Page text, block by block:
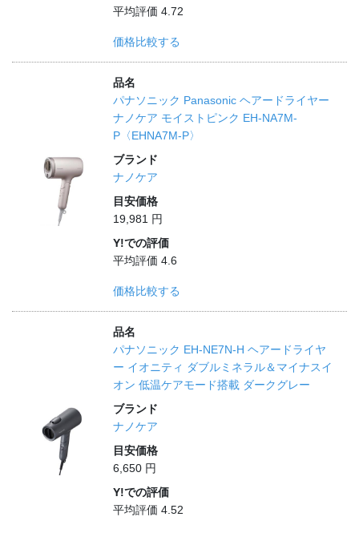
平均評価 4.72
価格比較する
品名
パナソニック Panasonic ヘアードライヤー
ナノケア モイストピンク EH-NA7M-
P〈EHNA7M-P〉
ブランド
ナノケア
目安価格
19,981 円
Y!での評価
平均評価 4.6
価格比較する
品名
パナソニック EH-NE7N-H ヘアードライヤ
ー イオニティ ダブルミネラル＆マイナスイ
オン 低温ケアモード搭載 ダークグレー
ブランド
ナノケア
目安価格
6,650 円
Y!での評価
平均評価 4.52